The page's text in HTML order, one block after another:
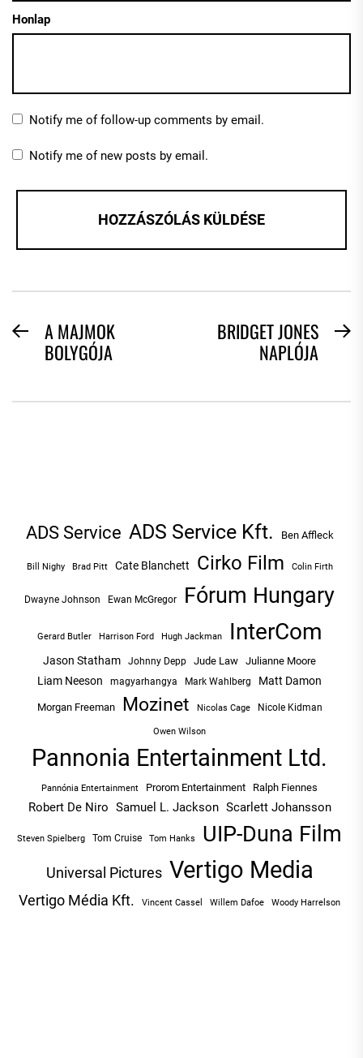
Honlap
Notify me of follow-up comments by email.
Notify me of new posts by email.
BEJEGYZÉS
NAVIGÁCIÓ
PreviousA MAJMOK
BOLYGÓJA
BRIDGET JONES
NAPLÓJA
ADS Service ADS Service Kft. Ben Affleck
Bill Nighy Brad Pitt Cate Blanchett Cirko Film Colin Firth
Dwayne Johnson Ewan McGregor Fórum Hungary
Gerard Butler Harrison Ford Hugh Jackman InterCom
Jason Statham Johnny Depp Jude Law Julianne Moore
Liam Neeson magyarhangya Mark Wahlberg Matt Damon
Morgan Freeman Mozinet Nicolas Cage Nicole Kidman
Owen Wilson
Pannonia Entertainment Ltd.
Pannónia Entertainment Prorom Entertainment Ralph Fiennes
Robert De Niro Samuel L. Jackson Scarlett Johansson
Steven Spielberg Tom Cruise Tom Hanks UIP-Duna Film
Universal Pictures Vertigo Media
Vertigo Média Kft. Vincent Cassel Willem Dafoe Woody Harrelson